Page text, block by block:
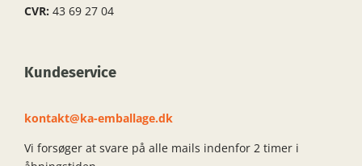
CVR: 43 69 27 04
Kundeservice
kontakt@ka-emballage.dk
Vi forsøger at svare på alle mails indenfor 2 timer i